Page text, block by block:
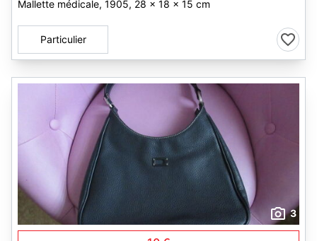
Mallette médicale, 1905, 28 x 18 x 15 cm
Particulier
3